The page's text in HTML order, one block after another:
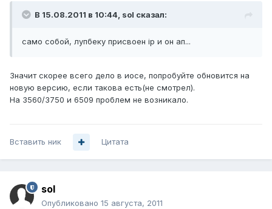
В 15.08.2011 в 10:44, sol сказал:
само собой, лупбеку присвоен ip и он ап...
Значит скорее всего дело в иосе, попробуйте обновится на
новую версию, если такова есть(не смотрел).
На 3560/3750 и 6509 проблем не возникало.
Вставить ник Цитата
sol
Опубликовано 15 августа, 2011